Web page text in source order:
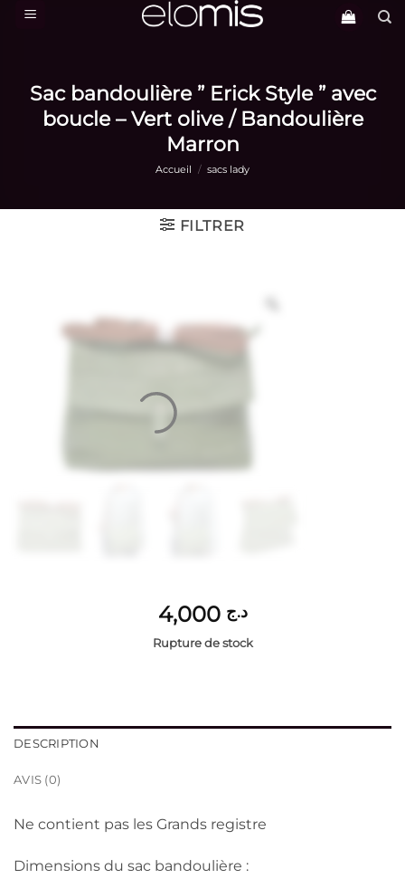
Passer
Sac bandoulière ” Erick Style ” avec
boucle – Vert olive / Bandoulière
Marron
Accueil / sacs lady
FILTRER
د.ج 4,000
Rupture de stock
DESCRIPTION
AVIS (0)
Ne contient pas les Grands registre
Dimensions du sac bandoulière :